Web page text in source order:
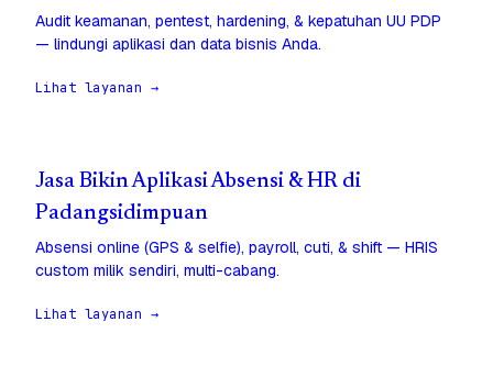
Audit keamanan, pentest, hardening, & kepatuhan UU PDP
— lindungi aplikasi dan data bisnis Anda.
Lihat layanan →
Jasa Bikin Aplikasi Absensi & HR di
Padangsidimpuan
Absensi online (GPS & selfie), payroll, cuti, & shift — HRIS
custom milik sendiri, multi-cabang.
Lihat layanan →